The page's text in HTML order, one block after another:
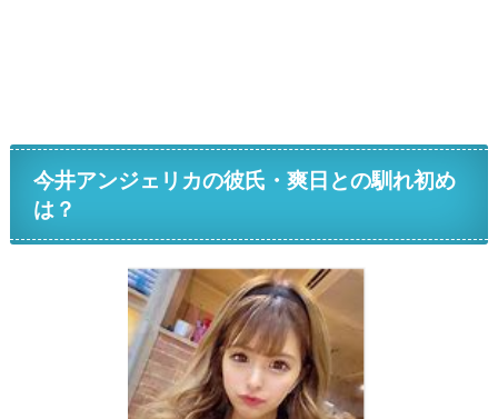
今井アンジェリカの彼氏・爽日との馴れ初め
は？